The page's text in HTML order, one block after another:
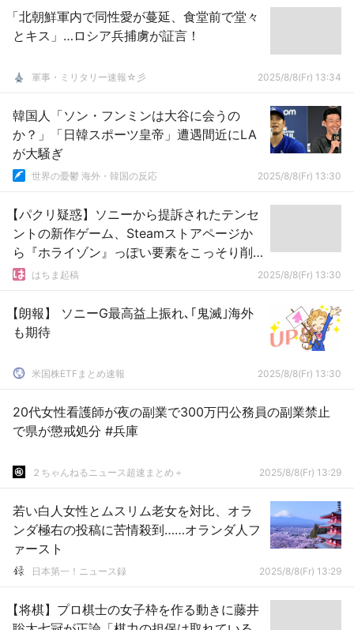
「北朝鮮軍内で同性愛が蔓延、食堂前で堂々
とキス」…ロシア兵捕虜が証言！
軍事・ミリタリー速報☆彡 2025/8/8(Fr) 13:34
韓国人「ソン・フンミンは大谷に会うの
か？」「日韓スポーツ皇帝」遭遇間近にLA
が大騒ぎ
世界の憂鬱 海外・韓国の反応 2025/8/8(Fr) 13:30
【パクリ疑惑】ソニーから提訴されたテンセ
ントの新作ゲーム、Steamストアページか
ら『ホライゾン』っぽい要素をこっそり削
除ｗｗｗｗｗ
はちま起稿 2025/8/8(Fr) 13:30
【朗報】 ソニーG最高益上振れ､｢鬼滅｣海外
も期待
米国株ETFまとめ速報 2025/8/8(Fr) 13:30
20代女性看護師が夜の副業で300万円公務員の副業禁止
で県が懲戒処分 #兵庫
２ちゃんねるニュース超速まとめ＋ 2025/8/8(Fr) 13:29
若い白人女性とムスリム老女を対比、オラ
ンダ極右の投稿に苦情殺到……オランダ人フ
ァースト
日本第一！ニュース録 2025/8/8(Fr) 13:29
【将棋】プロ棋士の女子枠を作る動きに藤井